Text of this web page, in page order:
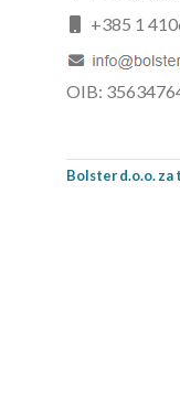
+385 1
OIB:
Bolster d.o.o. za